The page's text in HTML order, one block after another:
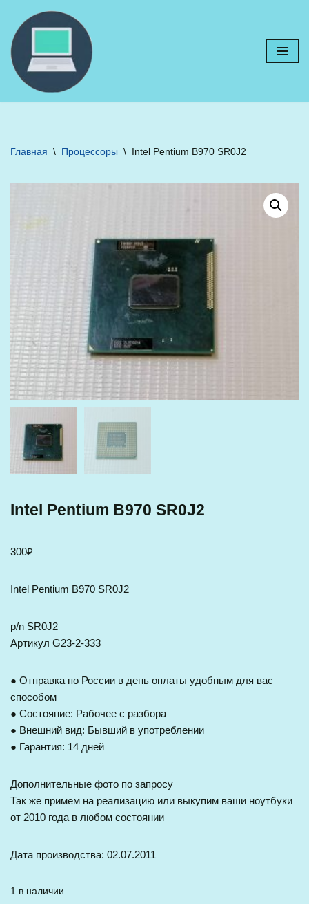
Перейти
к
содержимому
Главная \ Процессоры \ Intel Pentium B970 SR0J2
Intel Pentium B970 SR0J2
300₽
Intel Pentium B970 SR0J2
p/n SR0J2
Артикул G23-2-333
● Отправка по России в день оплаты удобным для вас
способом
● Состояние: Рабочее с разбора
● Внешний вид: Бывший в употреблении
● Гарантия: 14 дней
Дополнительные фото по запросу
Так же примем на реализацию или выкупим ваши ноутбуки
от 2010 года в любом состоянии
Дата производства: 02.07.2011
1 в наличии